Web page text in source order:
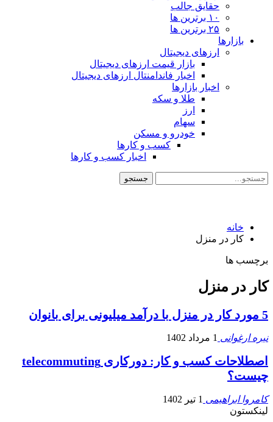
حقایق جالب
۱۰ برترین ها
۲۵ برترین ها
بازارها
ارزهای دیجیتال
بازار قیمت ارزهای دیجیتال
اخبار فاندامنتال ارزهای دیجیتال
اخبار بازارها
طلا و سکه
ارز
سهام
خودرو و مسکن
کسب و کارها
اخبار کسب و کارها
خانه
کار در منزل
برچسب ها
کار در منزل
5 مورد کار در منزل با درآمد میلیونی برای بانوان
نیره ارغوانی 1 مرداد 1402
اصطلاحات کسب و کار: دورکاری telecommuting
چیست؟
کامروا ابراهیمی 1 تیر 1402
لینکستون